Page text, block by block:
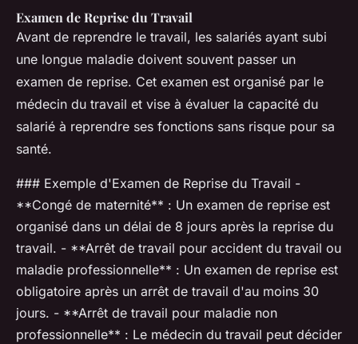
Examen de Reprise du Travail
Avant de reprendre le travail, les salariés ayant subi
une longue maladie doivent souvent passer un
examen de reprise. Cet examen est organisé par le
médecin du travail et vise à évaluer la capacité du
salarié à reprendre ses fonctions sans risque pour sa
santé.
### Exemple d'Examen de Reprise du Travail -
**Congé de maternité** : Un examen de reprise est
organisé dans un délai de 8 jours après la reprise du
travail. - **Arrêt de travail pour accident du travail ou
maladie professionnelle** : Un examen de reprise est
obligatoire après un arrêt de travail d'au moins 30
jours. - **Arrêt de travail pour maladie non
professionnelle** : Le médecin du travail peut décider